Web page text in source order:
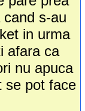
s-au
in urma
afara ca
nu apuca
se pot face